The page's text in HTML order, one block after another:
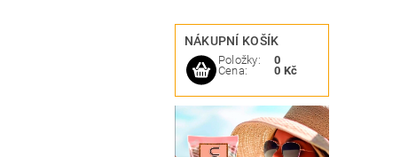
NÁKUPNÍ KOŠÍK
Položky:
Cena:
0
0 Kč